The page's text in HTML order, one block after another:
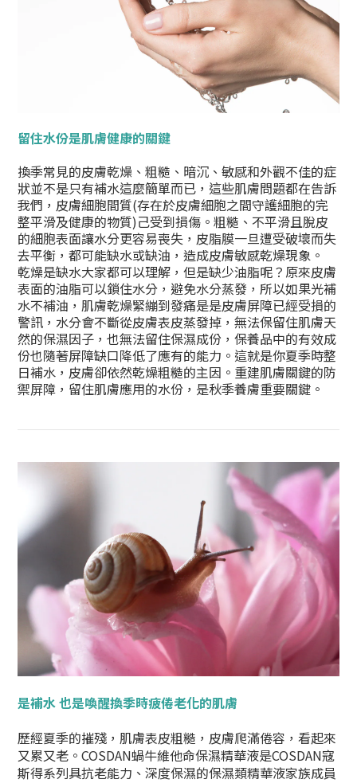
留住水份是肌膚健康的關鍵
換季常見的皮膚乾燥、粗糙、暗沉、敏感和外觀不佳的症
狀並不是只有補水這麼簡單而已，這些肌膚問題都在告訴
我們，皮膚細胞間質(存在於皮膚細胞之間守護細胞的完
整平滑及健康的物質)己受到損傷。粗糙、不平滑且脫皮
的細胞表面讓水分更容易喪失，皮脂膜一旦遭受破壞而失
去平衡，都可能缺水或缺油，造成皮膚敏感乾燥現象。
乾燥是缺水大家都可以理解，但是缺少油脂呢？原來皮膚
表面的油脂可以鎖住水分，避免水分蒸發，所以如果光補
水不補油，肌膚乾燥緊繃到發痛是是皮膚屏障已經受損的
警訊，水分會不斷從皮膚表皮蒸發掉，無法保留住肌膚天
然的保濕因子，也無法留住保濕成份，保養品中的有效成
份也隨著屏障缺口降低了應有的能力。這就是你夏季時整
日補水，皮膚卻依然乾燥粗糙的主因。重建肌膚關鍵的防
禦屏障，留住肌膚應用的水份，是秋季養膚重要關鍵。
是補水 也是喚醒換季時疲倦老化的肌膚
歷經夏季的摧殘，肌膚表皮粗糙，皮膚爬滿倦容，看起來
又累又老。COSDAN蝸牛維他命保濕精華液是COSDAN寇
斯得系列具抗老能力、深度保濕的保濕類精華液家族成員